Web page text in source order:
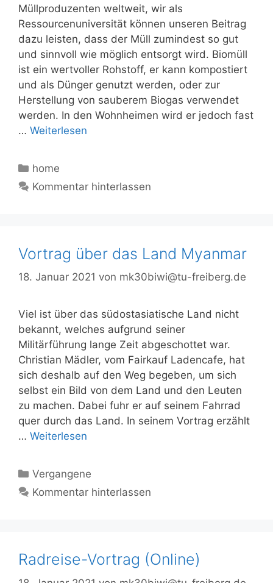
Müllproduzenten weltweit, wir als
Ressourcenuniversität können unseren Beitrag
dazu leisten, dass der Müll zumindest so gut
und sinnvoll wie möglich entsorgt wird. Biomüll
ist ein wertvoller Rohstoff, er kann kompostiert
und als Dünger genutzt werden, oder zur
Herstellung von sauberem Biogas verwendet
werden. In den Wohnheimen wird er jedoch fast
… Weiterlesen
Kategorien
home
Kommentar hinterlassen
Vortrag über das Land Myanmar
18. Januar 2021 von mk30biwi@tu-freiberg.de
Viel ist über das südostasiatische Land nicht
bekannt, welches aufgrund seiner
Militärführung lange Zeit abgeschottet war.
Christian Mädler, vom Fairkauf Ladencafe, hat
sich deshalb auf den Weg begeben, um sich
selbst ein Bild von dem Land und den Leuten
zu machen. Dabei fuhr er auf seinem Fahrrad
quer durch das Land. In seinem Vortrag erzählt
… Weiterlesen
Kategorien
Vergangene
Kommentar hinterlassen
Radreise-Vortrag (Online)